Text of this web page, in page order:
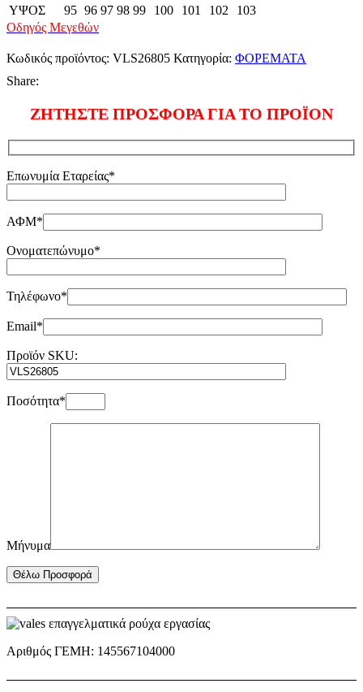
ΥΨΟΣ
95 96 97 98 99 100 101 102
103
Οδηγός Μεγεθών
Κωδικός προϊόντος: VLS26805 Κατηγορία: ΦΟΡΕΜΑΤΑ
Share:
ΖΗΤΗΣΤΕ ΠΡΟΣΦΟΡΑ ΓΙΑ ΤΟ ΠΡΟΪΟΝ
Επωνυμία Εταρείας*
ΑΦΜ*
Ονοματεπώνυμο*
Τηλέφωνο*
Email*
Προϊόν SKU:
Ποσότητα*
Μήνυμα
Αριθμός ΓΕΜΗ: 145567104000